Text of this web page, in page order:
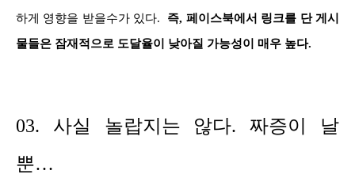
하게 영향을 받을수가 있다.
즉, 페이스북에서 링크를 단 게시
물들은 잠재적으로 도달율이 낮아질 가능성이 매우 높다.
03. 사실 놀랍지는 않다. 짜증이 날
뿐…